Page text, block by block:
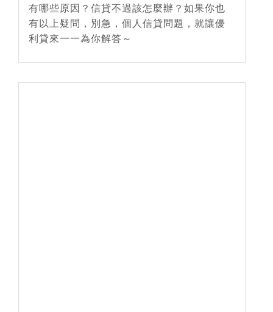
有哪些原因？信貸不過該怎麼辦？如果你也
有以上疑問，別急，個人信貸問題，就讓優
利貸來一一為你解答～